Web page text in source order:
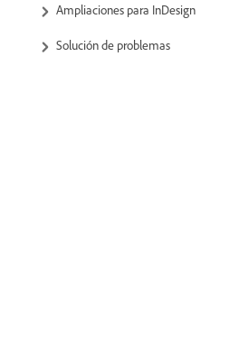
Ampliaciones para InDesign
Solución de problemas